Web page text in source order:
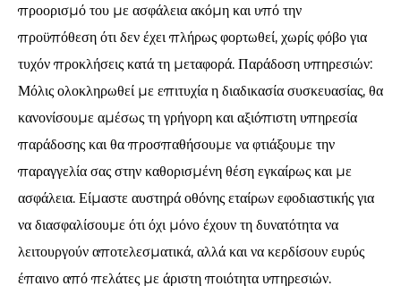
προορισμό του με ασφάλεια ακόμη και υπό την
προϋπόθεση ότι δεν έχει πλήρως φορτωθεί, χωρίς φόβο για
τυχόν προκλήσεις κατά τη μεταφορά. Παράδοση υπηρεσιών:
Μόλις ολοκληρωθεί με επιτυχία η διαδικασία συσκευασίας, θα
κανονίσουμε αμέσως τη γρήγορη και αξιόπιστη υπηρεσία
παράδοσης και θα προσπαθήσουμε να φτιάξουμε την
παραγγελία σας στην καθορισμένη θέση εγκαίρως και με
ασφάλεια. Είμαστε αυστηρά οθόνης εταίρων εφοδιαστικής για
να διασφαλίσουμε ότι όχι μόνο έχουν τη δυνατότητα να
λειτουργούν αποτελεσματικά, αλλά και να κερδίσουν ευρύς
έπαινο από πελάτες με άριστη ποιότητα υπηρεσιών.